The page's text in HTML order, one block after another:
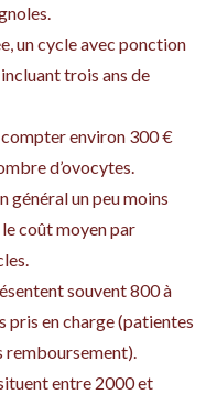
un cycle avec ponction
trois ans de
environ 300 €
d’ovocytes.
général un peu moins
coût moyen par
souvent 800 à
pris en charge (patientes
remboursement).
entre 2000 et